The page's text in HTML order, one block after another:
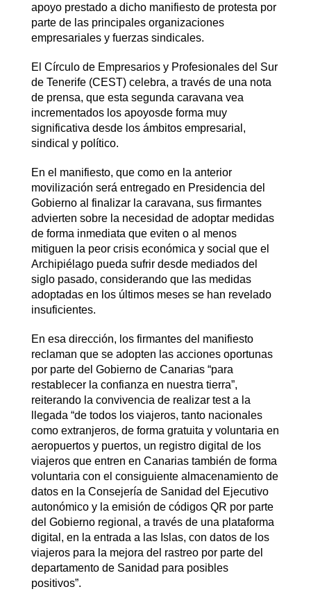
apoyo prestado a dicho manifiesto de protesta por
parte de las principales organizaciones
empresariales y fuerzas sindicales.
El Círculo de Empresarios y Profesionales del Sur
de Tenerife (CEST) celebra, a través de una nota
de prensa, que esta segunda caravana vea
incrementados los apoyosde forma muy
significativa desde los ámbitos empresarial,
sindical y político.
En el manifiesto, que como en la anterior
movilización será entregado en Presidencia del
Gobierno al finalizar la caravana, sus firmantes
advierten sobre la necesidad de adoptar medidas
de forma inmediata que eviten o al menos
mitiguen la peor crisis económica y social que el
Archipiélago pueda sufrir desde mediados del
siglo pasado, considerando que las medidas
adoptadas en los últimos meses se han revelado
insuficientes.
En esa dirección, los firmantes del manifiesto
reclaman que se adopten las acciones oportunas
por parte del Gobierno de Canarias “para
restablecer la confianza en nuestra tierra”,
reiterando la convivencia de realizar test a la
llegada “de todos los viajeros, tanto nacionales
como extranjeros, de forma gratuita y voluntaria en
aeropuertos y puertos, un registro digital de los
viajeros que entren en Canarias también de forma
voluntaria con el consiguiente almacenamiento de
datos en la Consejería de Sanidad del Ejecutivo
autonómico y la emisión de códigos QR por parte
del Gobierno regional, a través de una plataforma
digital, en la entrada a las Islas, con datos de los
viajeros para la mejora del rastreo por parte del
departamento de Sanidad para posibles
positivos”.